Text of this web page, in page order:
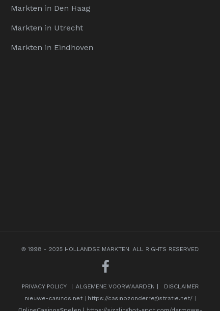
Markten in Den Haag
Markten in Utrecht
Markten in Eindhoven
© 1998 - 2025 HOLLANDSE MARKTEN. ALL RIGHTS RESERVED
PRIVACY POLICY ALGEMENE VOORWAARDEN
DISCLAIMER
nieuwe-casinos.net| https://casinozonderregistratie.net/|